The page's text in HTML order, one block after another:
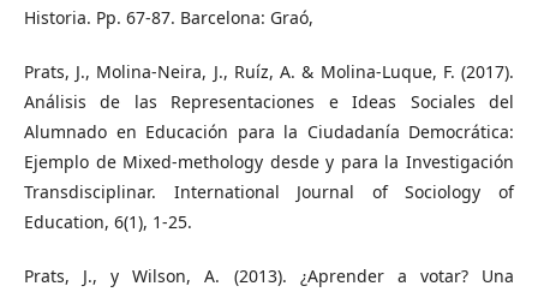
Historia. Pp. 67-87. Barcelona: Graó,
Prats, J., Molina-Neira, J., Ruíz, A. & Molina-Luque, F. (2017).
Análisis de las Representaciones e Ideas Sociales del
Alumnado en Educación para la Ciudadanía Democrática:
Ejemplo de Mixed-methology desde y para la Investigación
Transdisciplinar. International Journal of Sociology of
Education, 6(1), 1-25.
Prats, J., y Wilson, A. (2013). ¿Aprender a votar? Una